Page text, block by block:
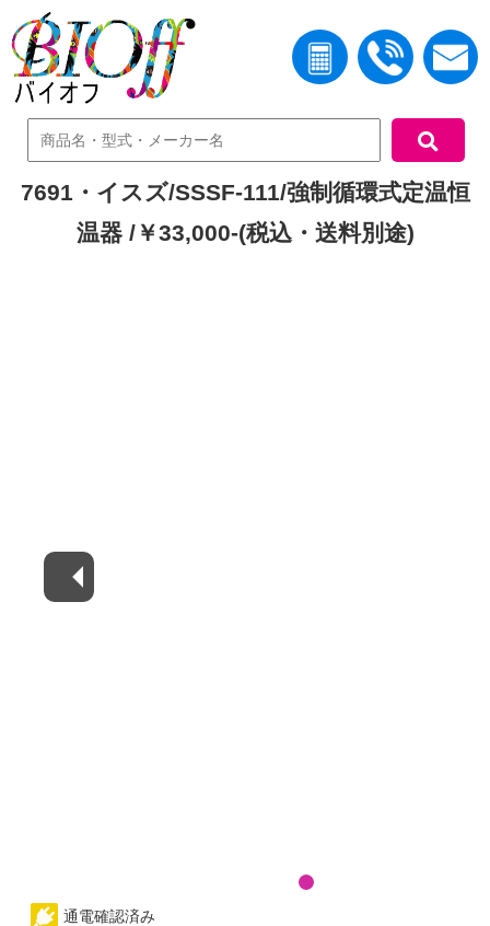
中古機器検索
7691・イスズ/SSSF-111/強制循環式定温恒
温器 /￥33,000-(税込・送料別途)
通電確認済み